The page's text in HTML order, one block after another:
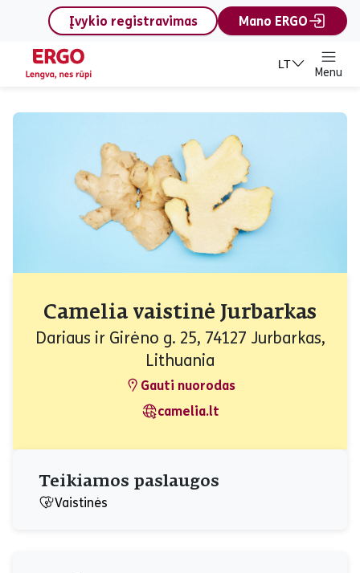
content
Įvykio registravimas
Mano ERGO
LT
Menu
Camelia vaistinė Jurbarkas
Dariaus ir Girėno g. 25, 74127 Jurbarkas,
Lithuania
Gauti nuorodas
camelia.lt
Teikiamos paslaugos
Vaistinės